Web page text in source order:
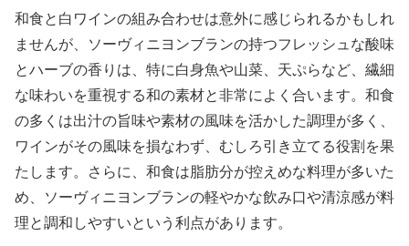
和食と白ワインの組み合わせは意外に感じられるかもしれ
ませんが、ソーヴィニヨンブランの持つフレッシュな酸味
とハーブの香りは、特に白身魚や山菜、天ぷらなど、繊細
な味わいを重視する和の素材と非常によく合います。和食
の多くは出汁の旨味や素材の風味を活かした調理が多く、
ワインがその風味を損なわず、むしろ引き立てる役割を果
たします。さらに、和食は脂肪分が控えめな料理が多いた
め、ソーヴィニヨンブランの軽やかな飲み口や清涼感が料
理と調和しやすいという利点があります。